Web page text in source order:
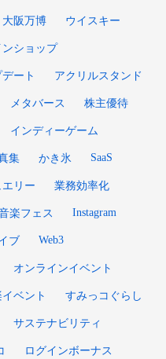
大阪万博 ウイスキー
ショップ
ート アクリルスタンド
メタバース 株主優待
インディーゲーム
集 かき氷 SaaS
エリー 業務効率化
楽フェス Instagram
ブ Web3
オンラインイベント
ベント すみっコぐらし
サステナビリティ
ログインボーナス